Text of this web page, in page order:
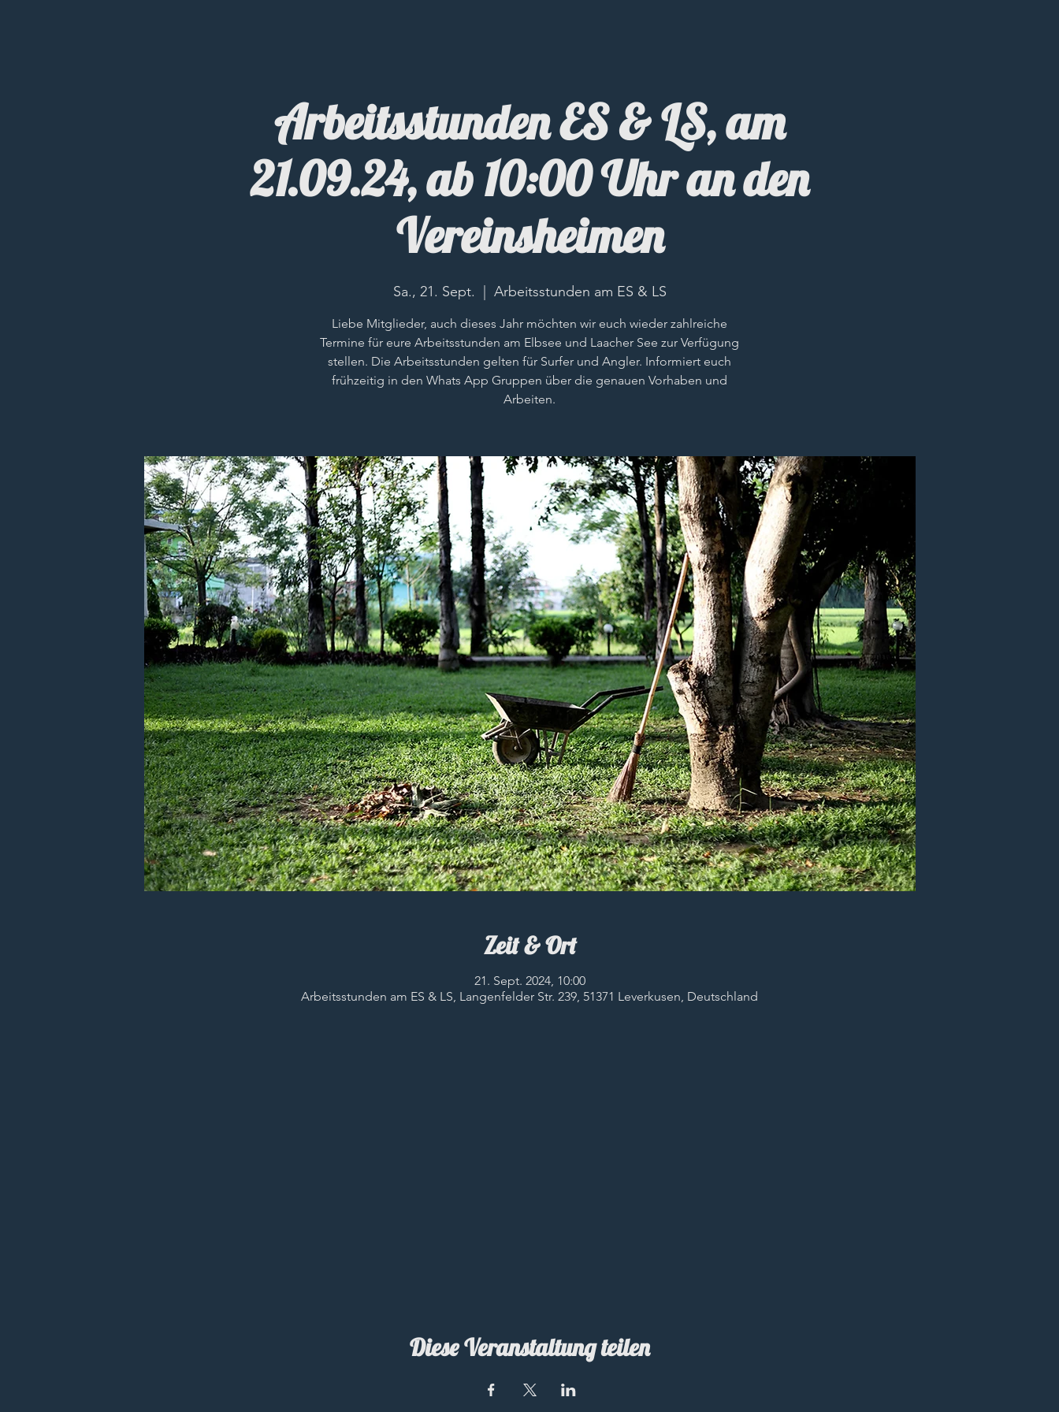
Arbeitsstunden ES & LS, am
21.09.24, ab 10:00 Uhr an den
Vereinsheimen
Sa., 21. Sept. Arbeitsstunden am ES & LS
Liebe Mitglieder, auch dieses Jahr möchten wir euch wieder zahlreiche
Termine für eure Arbeitsstunden am Elbsee und Laacher See zur Verfügung
stellen. Die Arbeitsstunden gelten für Surfer und Angler. Informiert euch
frühzeitig in den Whats App Gruppen über die genauen Vorhaben und
Arbeiten.
Zeit & Ort
21. Sept. 2024, 10:00
Arbeitsstunden am ES & LS, Langenfelder Str. 239, 51371 Leverkusen, Deutschland
Diese Veranstaltung teilen